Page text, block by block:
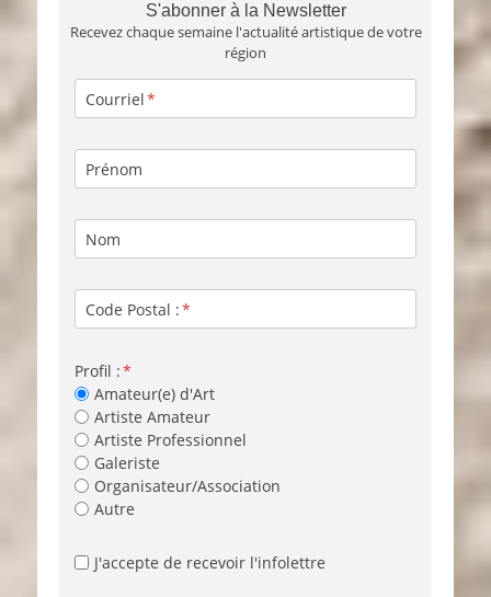
S'abonner à la Newsletter
Recevez chaque semaine l'actualité artistique de votre
région
Courriel
Prénom
Nom
Code Postal :
Profil :
Amateur(e) d'Art
Artiste Amateur
Artiste Professionnel
Galeriste
Organisateur/Association
Autre
J'accepte de recevoir l'infolettre